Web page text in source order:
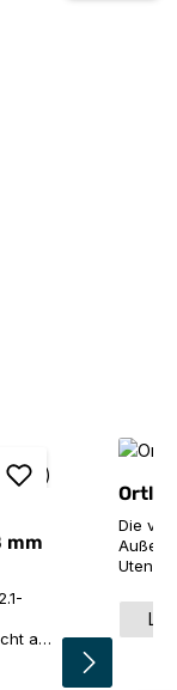
mm
an
Die
und
L